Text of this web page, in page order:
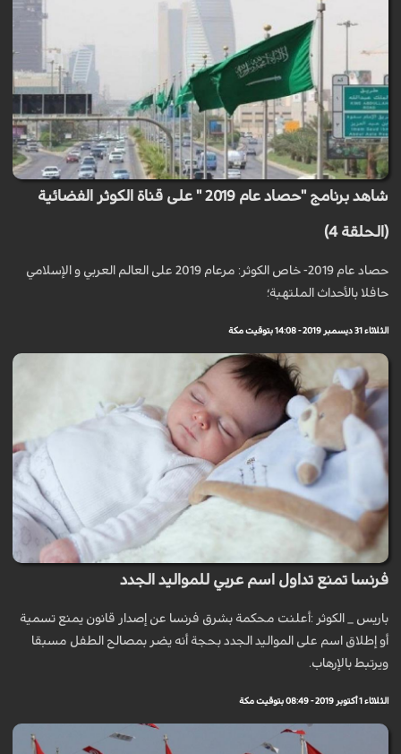
شاهد برنامج "حصاد عام 2019 " على قناة الكوثر الفضائية
(الحلقة 4)
حصاد عام 2019- خاص الكوثر: مرعام 2019 على العالم العربي و الإسلامي
حافلا بالأحداث الملتهبة؛
الثلاثاء 31 ديسمبر 2019 - 14:08 بتوقيت مكة
فرنسا تمنع تداول اسم عربي للمواليد الجدد
باريس _ الكوثر :أعلنت محكمة بشرق فرنسا عن إصدار قانون يمنع تسمية
أو إطلاق اسم على المواليد الجدد بحجة أنه يضر بمصالح الطفل مسبقا
ويرتبط بالإرهاب.
الثلاثاء 1 أكتوبر 2019 - 08:49 بتوقيت مكة